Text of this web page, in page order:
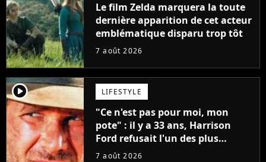
Le film Zelda marquera la toute
dernière apparition de cet acteur
emblématique disparu trop tôt
7 août 2026
player2 LIFESTYLE
"Ce n'est pas pour moi, mon
pote" : il y a 33 ans, Harrison
Ford refusait l'un des plus
grands succès de tous les temps
7 août 2026